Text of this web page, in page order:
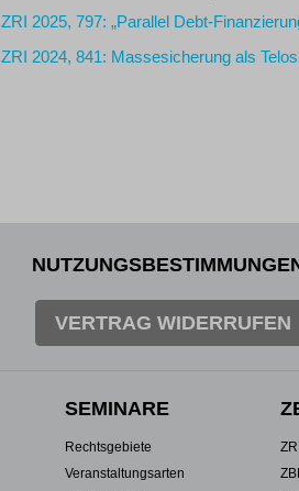
ZRI 2025, 797: „Parallel Debt-
ZRI 2024, 841: Massesicherung als
VERTRAG WIDERRUFEN
SEMINARE
Rechtsgebiete
Veranstaltungsarten
ZRI